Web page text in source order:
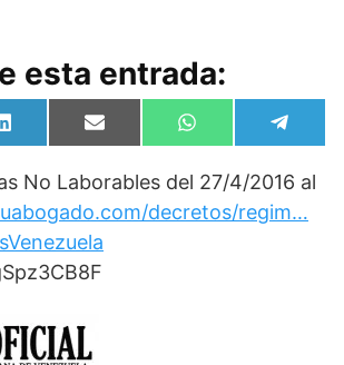
esta entrada:
Compartir
en
L
i
k
d
I
n
Compartir
en
E
m
i
Compartir
en
W
h
t
s
A
en
e
e
r
No Laborables del 27/4/2016 al
decretos/regim…